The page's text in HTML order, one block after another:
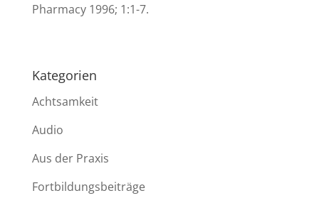
Pharmacy 1996; 1:1-7.
Kategorien
Achtsamkeit
Audio
Aus der Praxis
Fortbildungsbeiträge